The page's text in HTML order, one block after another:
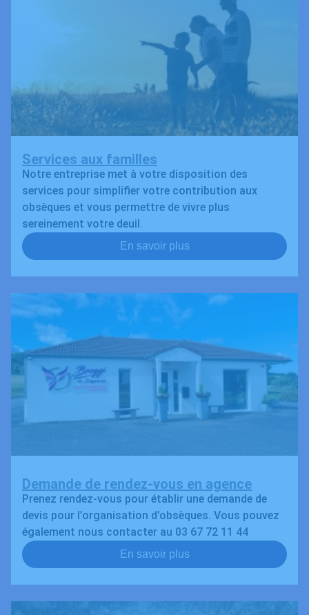
Services aux familles
Notre entreprise met à votre disposition des
services pour simplifier votre contribution aux
obsèques et vous permettre de vivre plus
sereinement votre deuil.
En savoir plus
Demande de rendez-vous en agence
Prenez rendez-vous pour établir une demande de
devis pour l’organisation d’obsèques. Vous pouvez
également nous contacter au 03 67 72 11 44
En savoir plus